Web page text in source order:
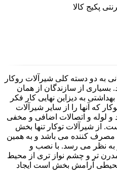
پکیج کالا
به دو دسته کلی شیرآلات روکار
بسیاری از سازندگان از همان
به دیزاین نهایی کار فکر
که آنها را از سایر شیرآلات
و لوله و اتصالات اضافی و مخفی
از شیرآلات توکار تنها بخش
مصرف کننده می باشد و به همین
به نظر می رسد. با نصب و
مدرن تر و چشم نواز تری از محیط
محیطی آرامش بخش است ایجاد